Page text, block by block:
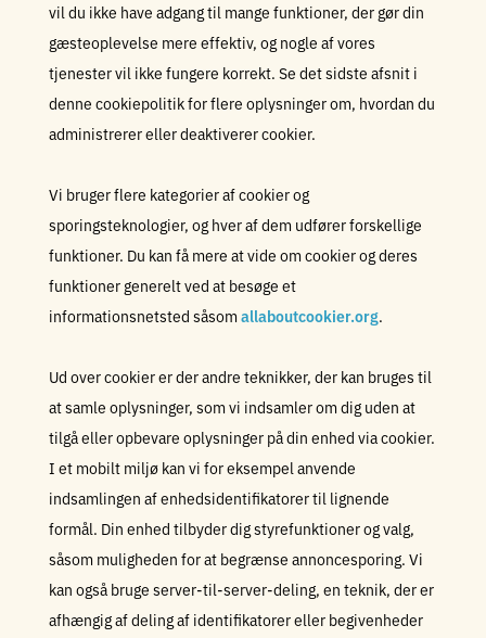
vil du ikke have adgang til mange funktioner, der gør din
gæsteoplevelse mere effektiv, og nogle af vores
tjenester vil ikke fungere korrekt. Se det sidste afsnit i
denne cookiepolitik for flere oplysninger om, hvordan du
administrerer eller deaktiverer cookier.
Vi bruger flere kategorier af cookier og
sporingsteknologier, og hver af dem udfører forskellige
funktioner. Du kan få mere at vide om cookier og deres
funktioner generelt ved at besøge et
informationsnetsted såsom allaboutcookier.org.
Ud over cookier er der andre teknikker, der kan bruges til
at samle oplysninger, som vi indsamler om dig uden at
tilgå eller opbevare oplysninger på din enhed via cookier.
I et mobilt miljø kan vi for eksempel anvende
indsamlingen af enhedsidentifikatorer til lignende
formål. Din enhed tilbyder dig styrefunktioner og valg,
såsom muligheden for at begrænse annoncesporing. Vi
kan også bruge server-til-server-deling, en teknik, der er
afhængig af deling af identifikatorer eller begivenheder